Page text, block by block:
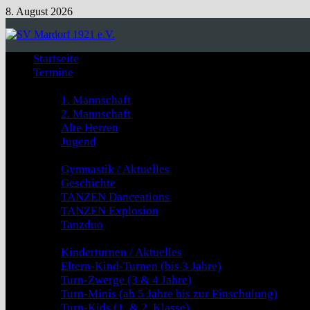
Zum
springen
8. August 2026
Startseite
Termine
1. Mannschaft
2. Mannschaft
Alte Herren
Jugend
Gymnastik / Aktuelles
Geschichte
TANZEN Danceations
TANZEN Explosion
Tanzduo
Kinderturnen / Aktuelles
Eltern-Kind-Turnen (bis 3 Jahre)
Turn-Zwerge (3 & 4 Jahre)
Turn-Minis (ab 5 Jahre bis zur Einschulung)